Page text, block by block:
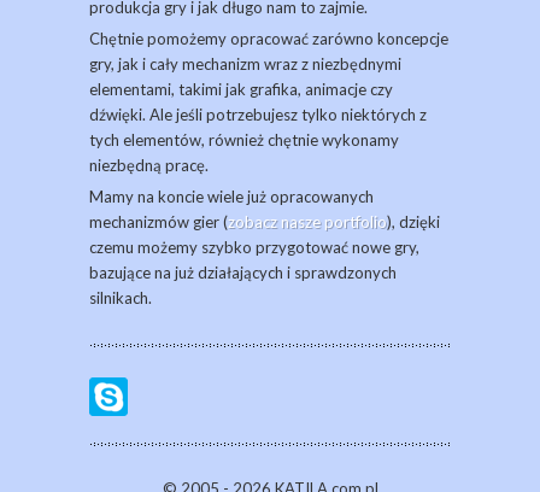
produkcja gry i jak długo nam to zajmie.
Chętnie pomożemy opracować zarówno koncepcje
gry, jak i cały mechanizm wraz z niezbędnymi
elementami, takimi jak grafika, animacje czy
dźwięki. Ale jeśli potrzebujesz tylko niektórych z
tych elementów, również chętnie wykonamy
niezbędną pracę.
Mamy na koncie wiele już opracowanych
mechanizmów gier (zobacz nasze portfolio), dzięki
czemu możemy szybko przygotować nowe gry,
bazujące na już działających i sprawdzonych
silnikach.